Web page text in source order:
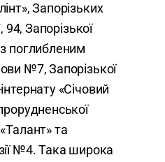
Запорізьких
Запорізької
поглибленим
№7, Запорізької
«Січовий
та
№4. Така широка